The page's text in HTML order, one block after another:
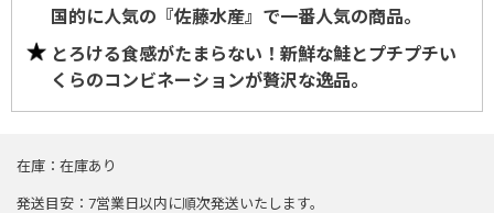
国的に人気の『佐藤水産』で一番人気の商品。
とろける食感がたまらない！新鮮な鮭とプチプチい
くらのコンビネーションが贅沢な逸品。
在庫 在庫あり
発送目安 7営業日以内に順次発送いたします。